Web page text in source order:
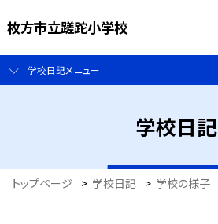
枚方市立蹉跎小学校
学校日記メニュー
学校日記
トップページ > 学校日記 > 学校の様子